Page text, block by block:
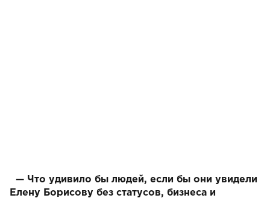
— Что удивило бы людей, если бы они увидели
Елену Борисову без статусов, бизнеса и